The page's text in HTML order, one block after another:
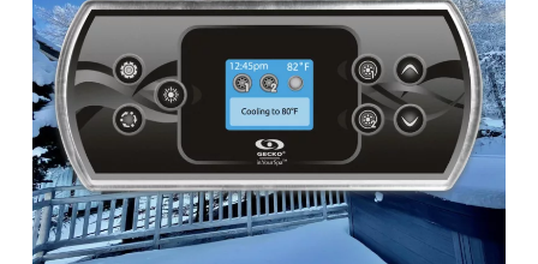
Gecko,
contrôle
facile
et
pratique
pour
votre
spa